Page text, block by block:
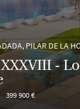
PILAR DE LA
-
399 900 €